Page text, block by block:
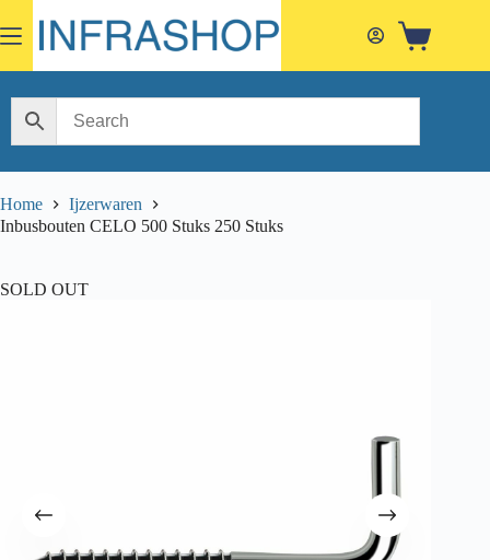
to
content
Shopping
Home
Ijzerwaren
Inbusbouten CELO 500 Stuks 250 Stuks
SOLD OUT